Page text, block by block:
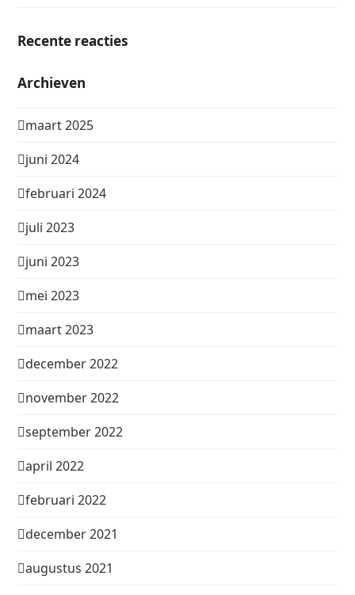
Recente reacties
Archieven
maart 2025
juni 2024
februari 2024
juli 2023
juni 2023
mei 2023
maart 2023
december 2022
november 2022
september 2022
april 2022
februari 2022
december 2021
augustus 2021